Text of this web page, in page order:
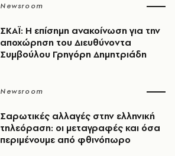
Newsroom
ΣΚΑΪ: Η επίσημη ανακοίνωση για την
αποχώρηση του Διευθύνοντα
Συμβούλου Γρηγόρη Δημητριάδη
Newsroom
Σαρωτικές αλλαγές στην ελληνική
τηλεόραση: οι μεταγραφές και όσα
περιμένουμε από φθινόπωρο